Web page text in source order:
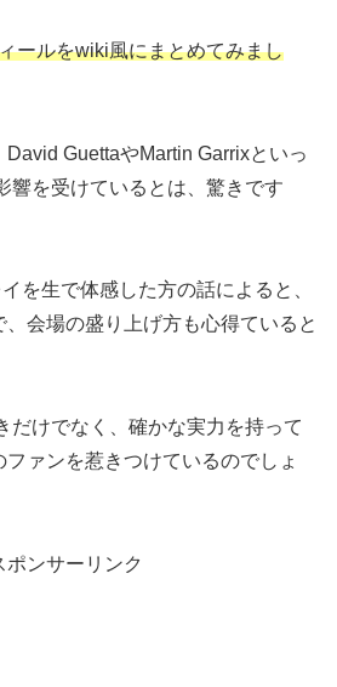
ールをwiki風にまとめてみまし
GuettaやMartin Garrixといっ
響を受けているとは、驚きです
を生で体感した方の話によると、
会場の盛り上げ方も心得ていると
だけでなく、確かな実力を持って
ァンを惹きつけているのでしょ
ポンサーリンク